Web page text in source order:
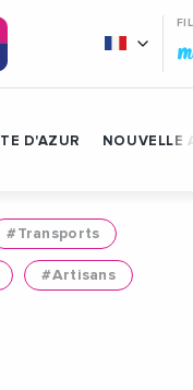
D'AZUR NOUVELLE
#Transports
#Artisans